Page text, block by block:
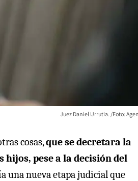
Juez Daniel Urrutia. /Foto:
cosas,que se decretara la
pese a la decisión del
una nueva etapa judicial que